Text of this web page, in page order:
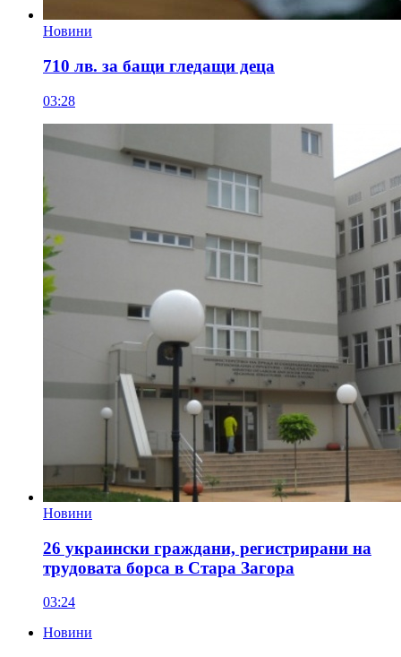
Новини
710 лв. за бащи гледащи деца
03:28
Новини
26 украински граждани, регистрирани на
трудовата борса в Стара Загора
03:24
Новини